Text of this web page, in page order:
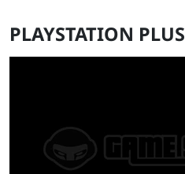
PLAYSTATION PLUS